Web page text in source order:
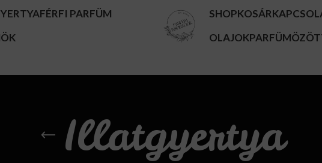
FÉRFI PARFÜM
SHOPKOSÁR
OLAJOK
Illatgyertya